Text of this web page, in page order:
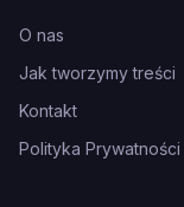
O nas
Jak tworzymy treści
Kontakt
Polityka Prywatności